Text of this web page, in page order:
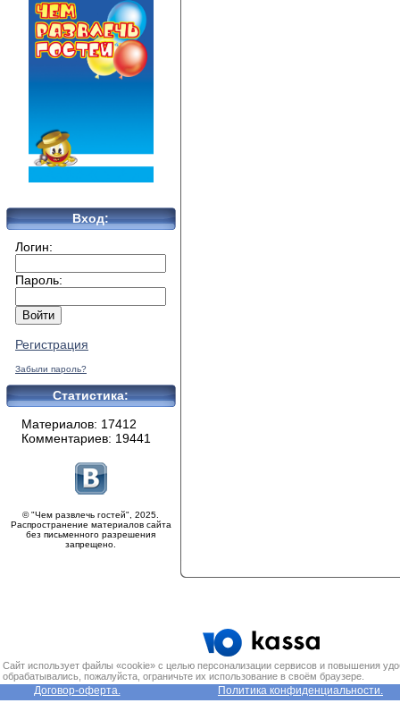
Вход:
Логин:
Пароль:
Регистрация
Забыли пароль?
Статистика:
Материалов: 17412
Комментариев: 19441
© "Чем развлечь гостей", 2025.
Распространение материалов сайта
без письменного разрешения
запрещено.
Сайт использует файлы «cookie» с целью персонализации сервисов и повышения
обрабатывались, пожалуйста, ограничьте их использование в своём браузере.
Договор-оферта. Политика конфиденциальности.